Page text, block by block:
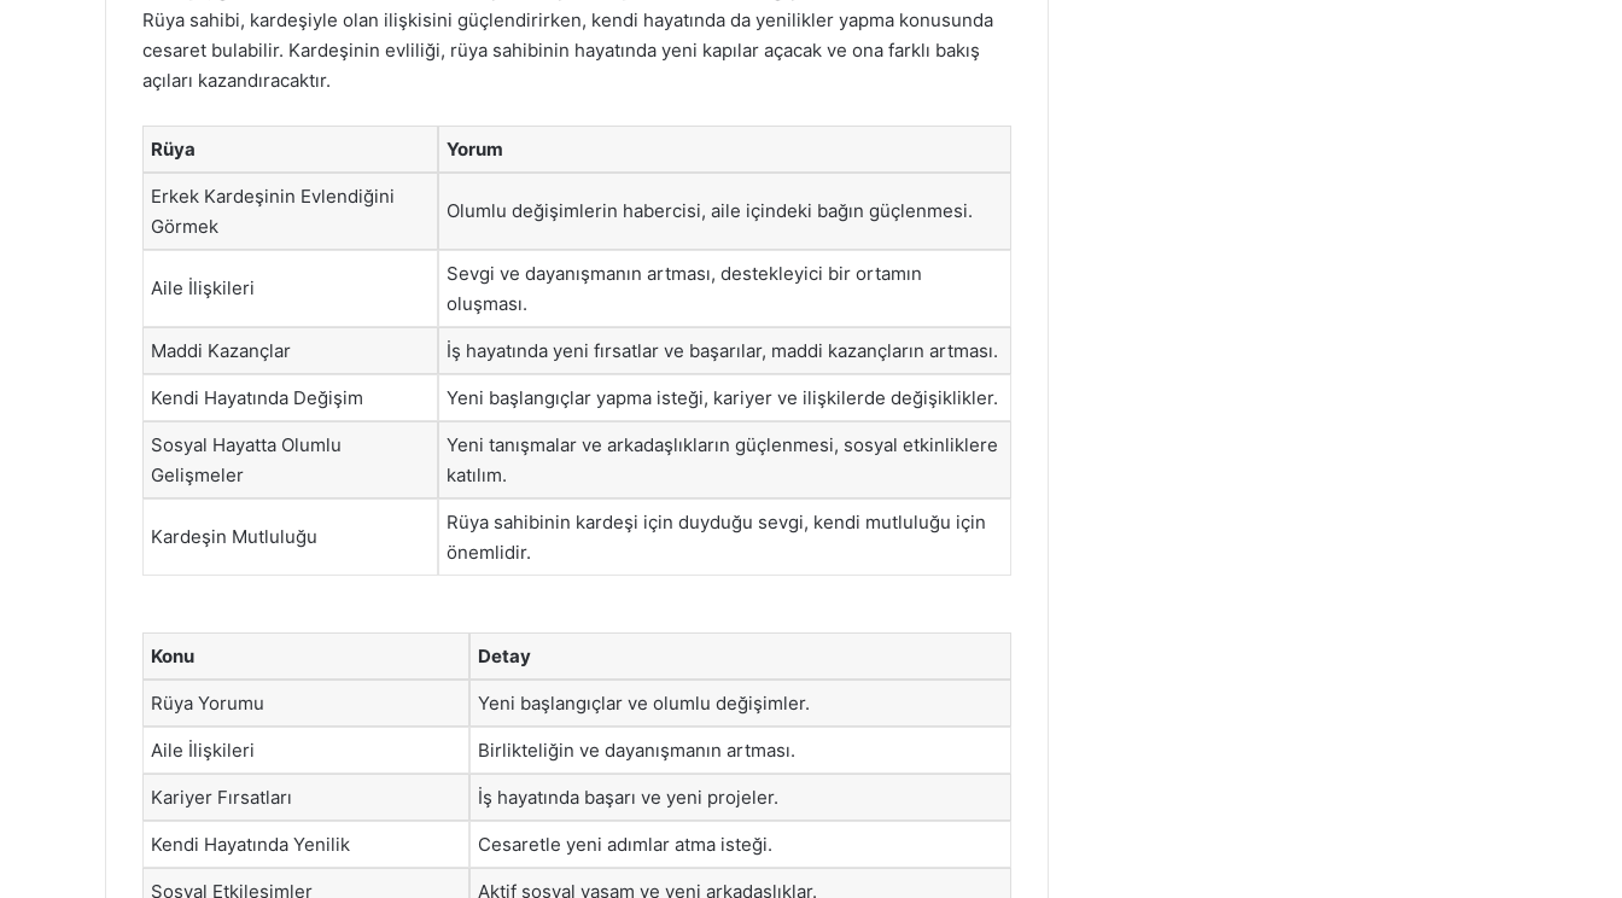
Rüya sahibi, kardeşiyle olan ilişkisini güçlendirirken, kendi hayatında da yenilikler yapma konusunda
cesaret bulabilir. Kardeşinin evliliği, rüya sahibinin hayatında yeni kapılar açacak ve ona farklı bakış
açıları kazandıracaktır.
Rüya Yorum
Erkek Kardeşinin Evlendiğini
Görmek
Olumlu değişimlerin habercisi, aile içindeki bağın güçlenmesi.
Aile İlişkileri
Sevgi ve dayanışmanın artması, destekleyici bir ortamın
oluşması.
Maddi Kazançlar İş hayatında yeni fırsatlar ve başarılar, maddi kazançların artması.
Kendi Hayatında Değişim Yeni başlangıçlar yapma isteği, kariyer ve ilişkilerde değişiklikler.
Sosyal Hayatta Olumlu
Gelişmeler
Yeni tanışmalar ve arkadaşlıkların güçlenmesi, sosyal etkinliklere
katılım.
Kardeşin Mutluluğu
Rüya sahibinin kardeşi için duyduğu sevgi, kendi mutluluğu için
önemlidir.
Konu Detay
Rüya Yorumu Yeni başlangıçlar ve olumlu değişimler.
Aile İlişkileri Birlikteliğin ve dayanışmanın artması.
Kariyer Fırsatları İş hayatında başarı ve yeni projeler.
Kendi Hayatında Yenilik Cesaretle yeni adımlar atma isteği.
Sosyal Etkileşimler Aktif sosyal yaşam ve yeni arkadaşlıklar.